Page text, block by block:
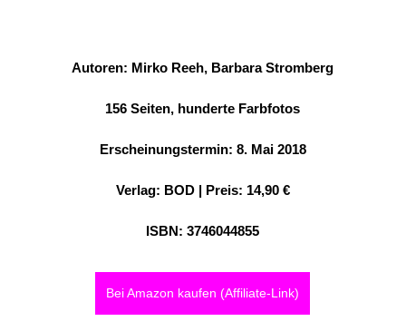
Autoren: Mirko Reeh, Barbara Stromberg
156 Seiten, hunderte Farbfotos
Erscheinungstermin: 8. Mai 2018
Verlag: BOD | Preis: 14,90 €
ISBN: 3746044855
Bei Amazon kaufen (Affiliate-Link)